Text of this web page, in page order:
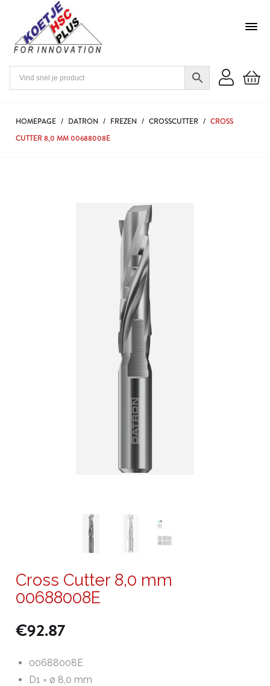
HOMEPAGE / DATRON / FREZEN / CROSSCUTTER / CROSS
CUTTER 8,0 MM 00688008E
Cross Cutter 8,0 mm
00688008E
€92.87
00688008E
D1 = ø 8,0 mm